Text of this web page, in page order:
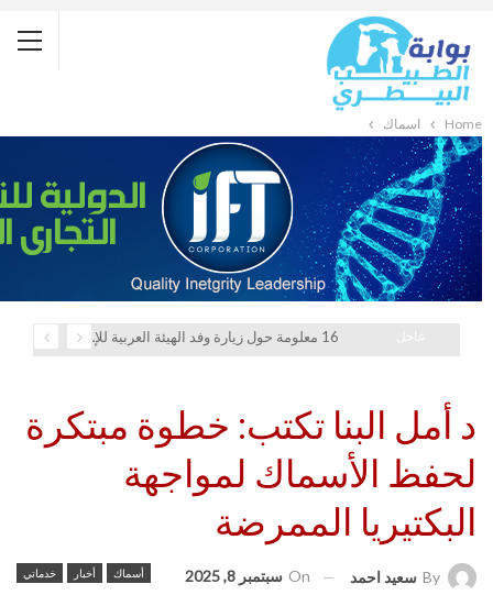
Home أسماك
16 معلومة حول زيارة وفد الهيئة العربية للإستثمار والإنماء الزراعي إلي السعودية
د أمل البنا تكتب: خطوة مبتكرة
لحفظ الأسماك لمواجهة
البكتيريا الممرضة
أسماك أخبار خدماتي By سعيد احمد On سبتمبر 8, 2025